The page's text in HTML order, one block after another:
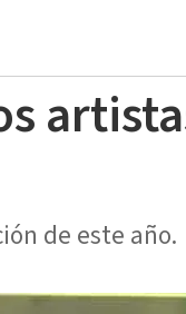
de este año.